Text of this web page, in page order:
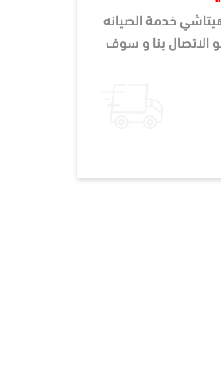
خدمة الصيانه
الاتصال بنا و سوف